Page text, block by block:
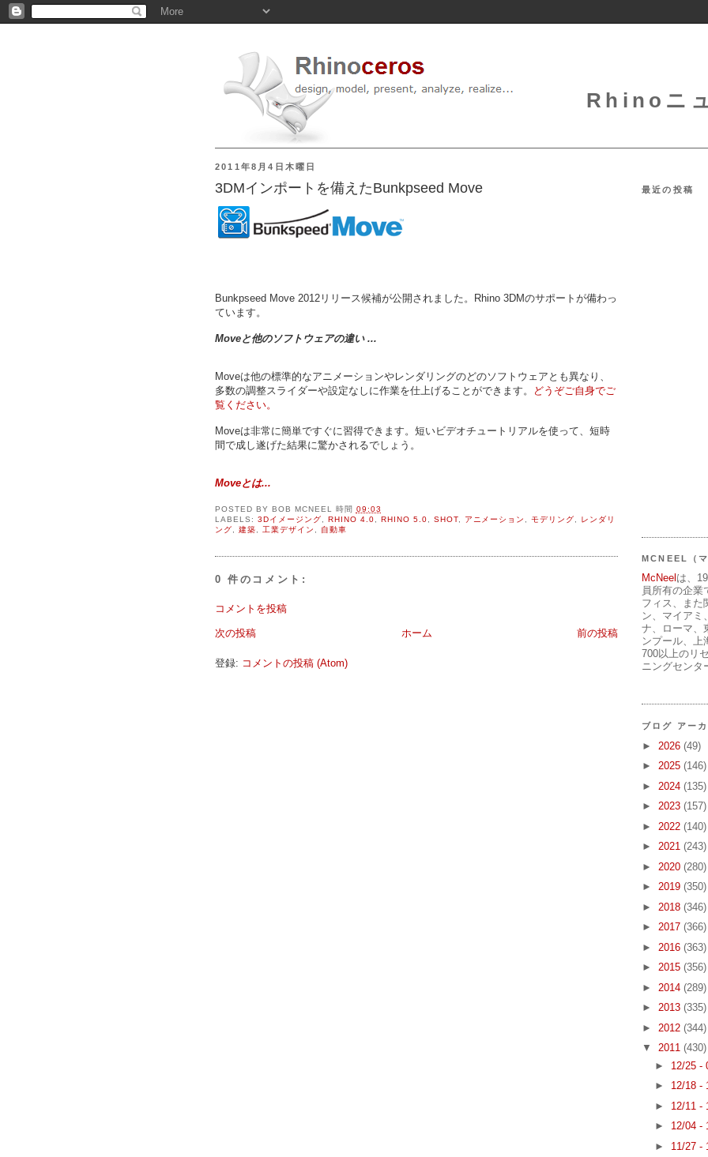
Rhinoニ
2011年8月4日木曜日
3DMインポートを備えたBunkpseed Move
Bunkpseed Move 2012リリース候補が公開されました。Rhino 3DMのサポートが備わっ
ています。
Moveと他のソフトウェアの違い ...
Moveは他の標準的なアニメーションやレンダリングのどのソフトウェアとも異なり、
多数の調整スライダーや設定なしに作業を仕上げることができます。
どうぞご自身でご
覧ください。
Moveは非常に簡単ですぐに習得できます。短いビデオチュートリアルを使って、短時
間で成し遂げた結果に驚かされるでしょう。
Moveとは...
POSTED BY BOB MCNEEL 時間 09:03
LABELS: 3Dイメージング, RHINO 4.0, RHINO 5.0, SHOT, アニメーション ,モデリング, レンダリ
ング, 建築, 工業デザイン , 自動車
0 件のコメント:
コメントを投稿
次の投稿 前の投稿
ホーム
登録: コメントの投稿 (Atom)
最近の投稿
MCNEEL（
McNeelは、
員所有の企業
フィス、また
ン、マイアミ
ナ、ローマ、
ンプール、上
700以上のリ
ニングセンタ
ブログ アー
► 2026 (49)
► 2025 (146)
► 2024 (135)
► 2023 (157)
► 2022 (140)
► 2021 (243)
► 2020 (280)
► 2019 (350)
► 2018 (346)
► 2017 (366)
► 2016 (363)
► 2015 (356)
► 2014 (289)
► 2013 (335)
► 2012 (344)
▼ 2011 (430)
► 12/25 -
► 12/18 -
► 12/11 -
► 12/04 -
► 11/27 -